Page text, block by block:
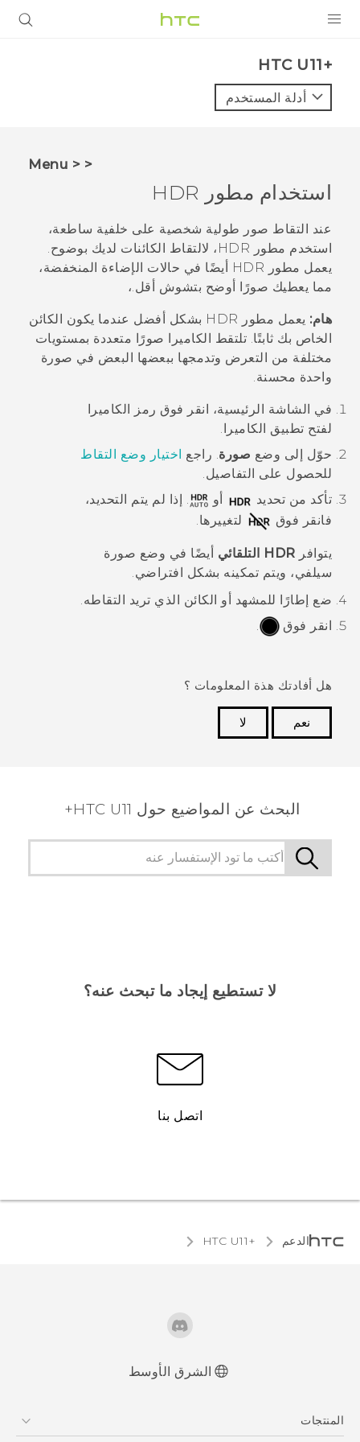
VIVE
VIVERSE
البرامج + التطبيقات
الدعم
أجهزة HTC والملحقات
HTC U11+‎
أدلة المستخدم
< < Menu
استخدام مطور HDR
عند التقاط صور طولية شخصية على خلفية ساطعة،
استخدم مطور HDR
، لالتقاط الكائنات لديك بوضوح.
يعمل مطور HDR
أيضًا في حالات الإضاءة المنخفضة،
مما يعطيك صورًا أوضح بتشوش أقل.،
هام: يعمل مطور HDR
بشكل أفضل عندما يكون الكائن
الخاص بك ثابتًا. تلتقط الكاميرا صورًا متعددة بمستويات
مختلفة من التعرض وتدمجها ببعضها البعض في صورة
واحدة محسنة.
في الشاشة الرئيسية، انقر فوق رمز الكاميرا
لفتح تطبيق الكاميرا .
حوّل إلى وضع صورة. راجع اختيار وضع التقاط
للحصول على التفاصيل.
تأكد من تحديد
أو
. إذا لم يتم التحديد،
فانقر فوق
لتغييرها.
يتوافر HDR التلقائي أيضًا في وضع صورة
سيلفي، ويتم تمكينه بشكل افتراضي.
ضع إطارًا للمشهد أو الكائن الذي تريد التقاطه.
انقر فوق
.
هل أفادتك هذة المعلومات ؟
نعم
لا
البحث عن المواضيع حول HTC U11+
لا تستطيع إيجاد ما تبحث عنه؟
اتصل بنا
الدعم HTC U11+‎
الشرق الأوسط
المنتجات